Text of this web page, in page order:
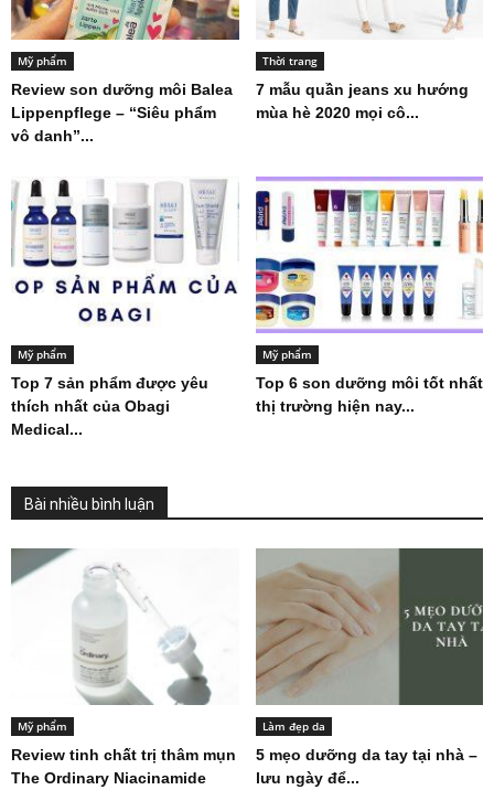
Mỹ phẩm
Review son dưỡng môi Balea
Lippenpflege – “Siêu phẩm
vô danh”...
Thời trang
7 mẫu quần jeans xu hướng
mùa hè 2020 mọi cô...
Mỹ phẩm
Top 7 sản phẩm được yêu
thích nhất của Obagi
Medical...
Mỹ phẩm
Top 6 son dưỡng môi tốt nhất
thị trường hiện nay...
Bài nhiều bình luận
Mỹ phẩm
Review tinh chất trị thâm mụn
The Ordinary Niacinamide
Làm đẹp da
5 mẹo dưỡng da tay tại nhà –
lưu ngày để...